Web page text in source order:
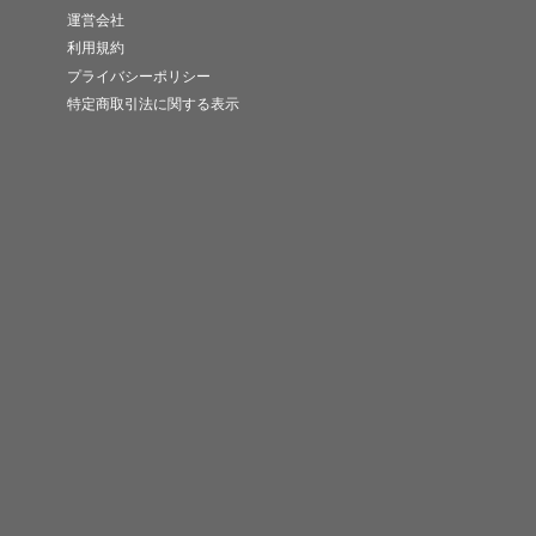
運営会社
利用規約
プライバシーポリシー
特定商取引法に関する表示